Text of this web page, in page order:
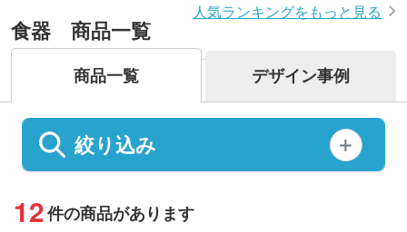
人気ランキングをもっと見る
食器 商品一覧
商品一覧 デザイン事例
絞り込み
12件の商品があります